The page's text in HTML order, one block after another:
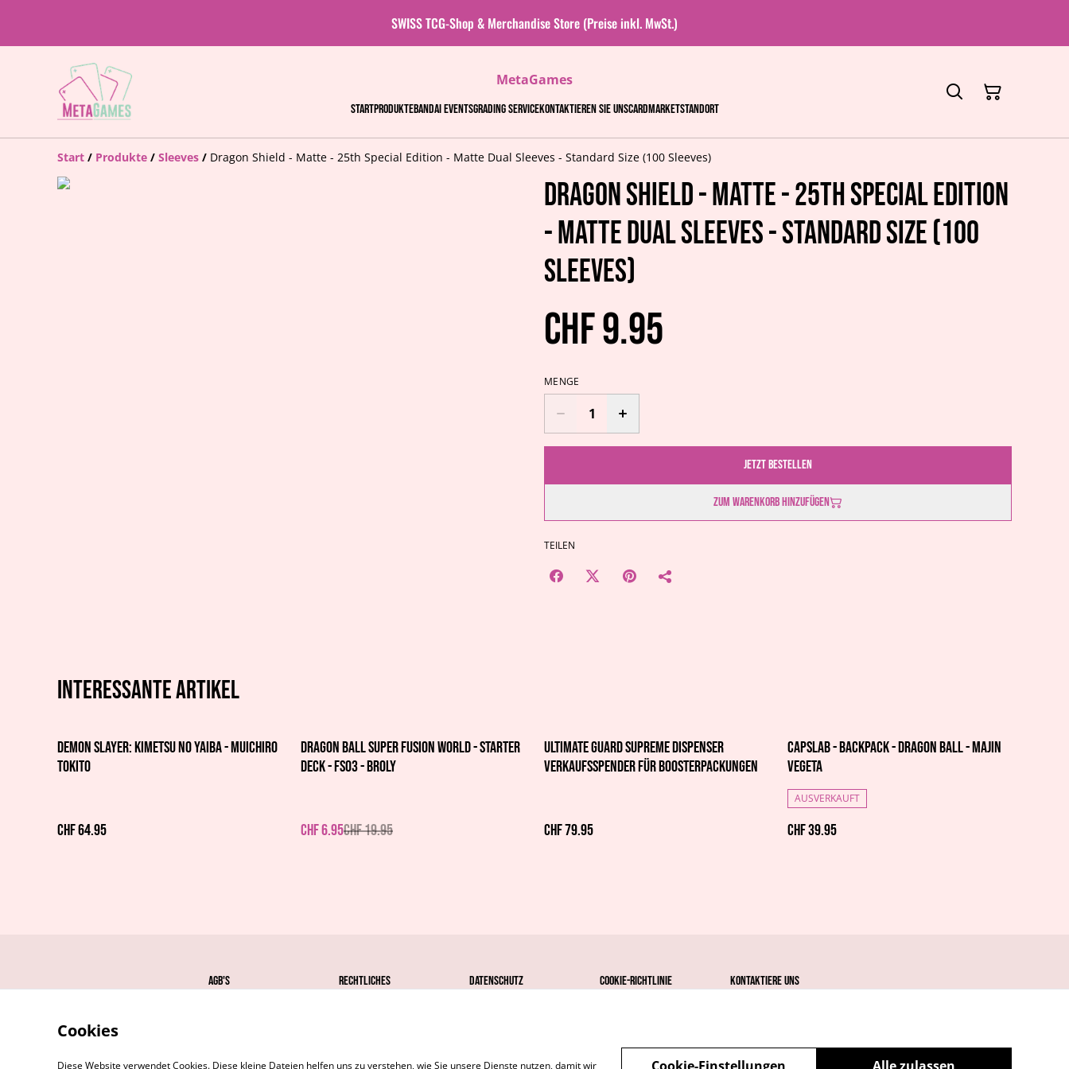
SWISS TCG-Shop & Merchandise Store (Preise inkl. MwSt.)
MetaGames
StartProdukteBandai eventsGrading ServiceKontaktieren Sie unsCardmarketStandort
Start / Produkte / Sleeves / Dragon Shield - Matte - 25th Special Edition - Matte Dual Sleeves - Standard Size (100 Sleeves)
Dragon Shield - Matte - 25th Special Edition
- Matte Dual Sleeves - Standard Size (100
Sleeves)
CHF 9.95
MENGE
Jetzt bestellen
Zum Warenkorb hinzufügen
TEILEN
Interessante artikel
Demon Slayer: Kimetsu no Yaiba - Muichiro
Tokito
CHF 64.95
%
Dragon Ball Super Fusion World - Starter
Deck - FS03 - Broly
CHF 6.95CHF 19.95
Ultimate Guard Supreme Dispenser
Verkaufsspender für Boosterpackungen
CHF 79.95
Capslab - Backpack - Dragon Ball - Majin
Vegeta
AUSVERKAUFT
CHF 39.95
AGB's Rechtliches Datenschutz Cookie-Richtlinie Kontaktiere uns
Cookies
Diese Website verwendet Cookies. Diese kleine Dateien helfen uns zu verstehen, wie Sie unsere Dienste nutzen, damit wir Alle zulassen
Cookie-Einstellungen